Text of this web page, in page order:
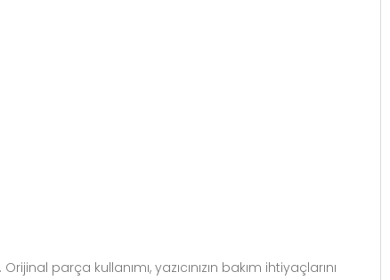
parça kullanımı, yazıcınızın bakım ihtiyaçlarını